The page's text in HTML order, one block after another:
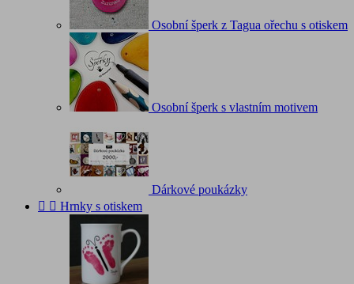
Osobní šperk z Tagua ořechu s otiskem
Osobní šperk s vlastním motivem
Dárkové poukázky
  Hrnky s otiskem